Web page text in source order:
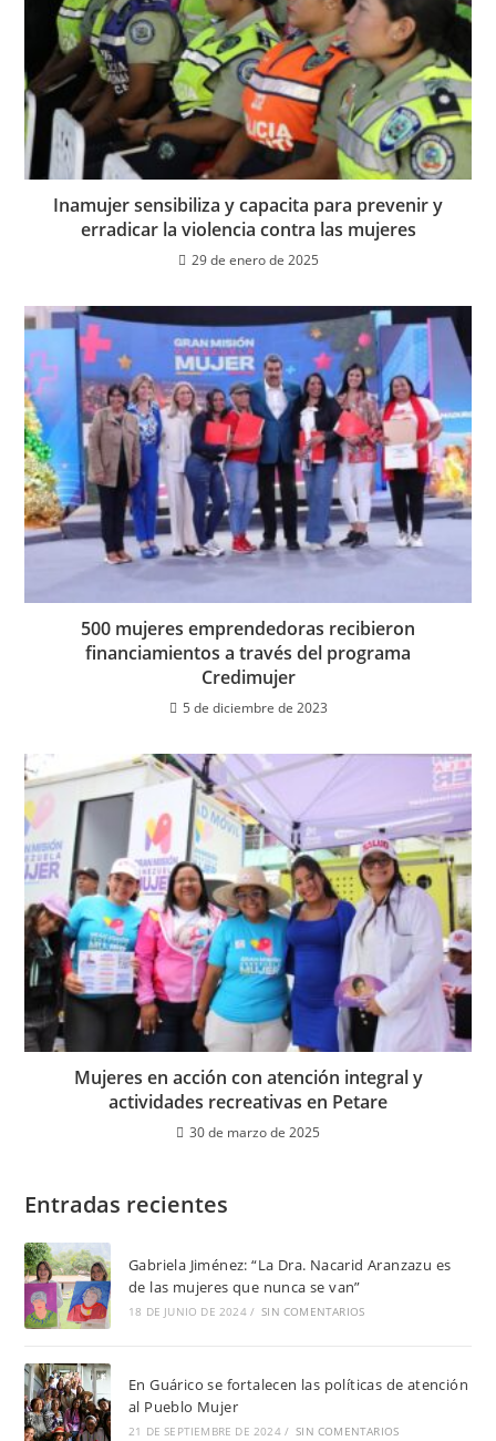
Inamujer sensibiliza y capacita para prevenir y
erradicar la violencia contra las mujeres
29 de enero de 2025
500 mujeres emprendedoras recibieron
financiamientos a través del programa
Credimujer
5 de diciembre de 2023
Mujeres en acción con atención integral y
actividades recreativas en Petare
30 de marzo de 2025
Entradas recientes
Gabriela Jiménez: “La Dra. Nacarid Aranzazu es
de las mujeres que nunca se van”
18 DE JUNIO DE 2024 / SIN COMENTARIOS
En Guárico se fortalecen las políticas de atención
al Pueblo Mujer
21 DE SEPTIEMBRE DE 2024 / SIN COMENTARIOS